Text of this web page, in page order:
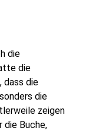
die
die
die
die
zeigen
die Buche,